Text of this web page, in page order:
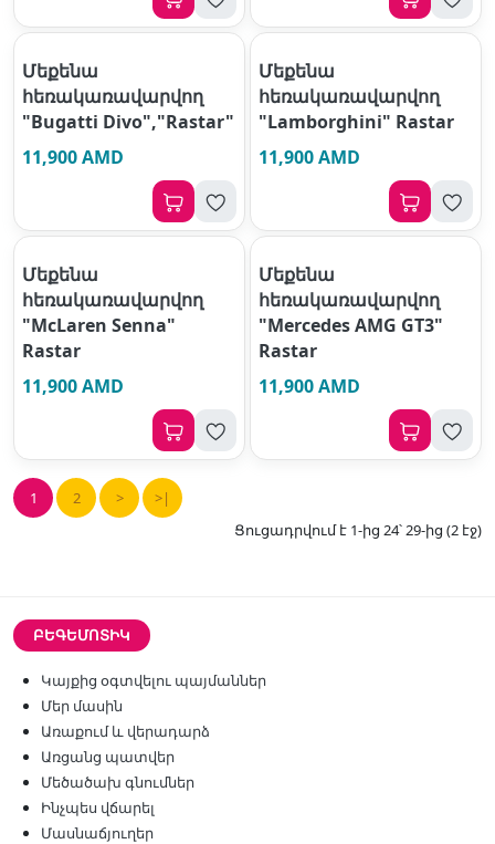
Մեքենա
հեռակառավարվող
"Bugatti Divo","Rastar"
11,900 AMD
Մեքենա
հեռակառավարվող
"Lamborghini" Rastar
11,900 AMD
Մեքենա
հեռակառավարվող
"McLaren Senna"
Rastar
11,900 AMD
Մեքենա
հեռակառավարվող
"Mercedes AMG GT3"
Rastar
11,900 AMD
1 2 >
>|
Ցուցադրվում է 1-ից 24՝ 29-ից (2 էջ)
ԲԵԳԵՄՈՏԻԿ
Կայքից օգտվելու պայմաններ
Մեր մասին
Առաքում և վերադարձ
Առցանց պատվեր
Մեծածախ գնումներ
Ինչպես վճարել
Մասնաճյուղեր